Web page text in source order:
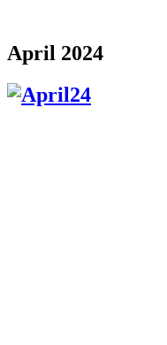
April 2024